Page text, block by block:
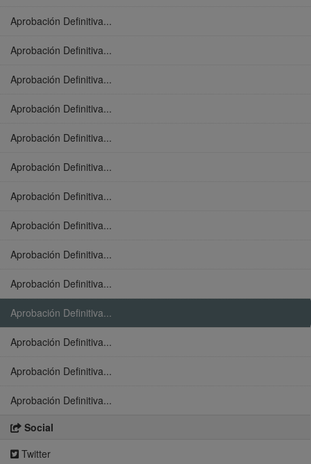
Aprobación Definitiva...
Aprobación Definitiva...
Aprobación Definitiva...
Aprobación Definitiva...
Aprobación Definitiva...
Aprobación Definitiva...
Aprobación Definitiva...
Aprobación Definitiva...
Aprobación Definitiva...
Aprobación Definitiva...
Aprobación Definitiva...
Aprobación Definitiva...
Aprobación Definitiva...
Aprobación Definitiva...
Social
Twitter